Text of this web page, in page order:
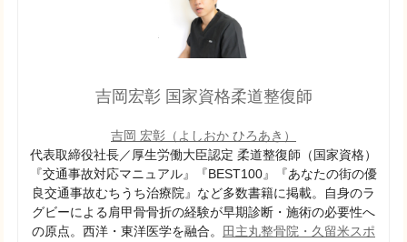
吉岡宏彰 国家資格柔道整復師
吉岡 宏彰（よしおか ひろあき）
代表取締役社長／厚生労働大臣認定 柔道整復師（国家資格）
『交通事故対応マニュアル』『BEST100』『あなたの街の優
良交通事故むちうち治療院』など多数書籍に掲載。自身のラ
グビーによる肩甲骨骨折の経験が早期診断・施術の必要性へ
の原点。西洋・東洋医学を融合。
田主丸整骨院・ 久留米スポ